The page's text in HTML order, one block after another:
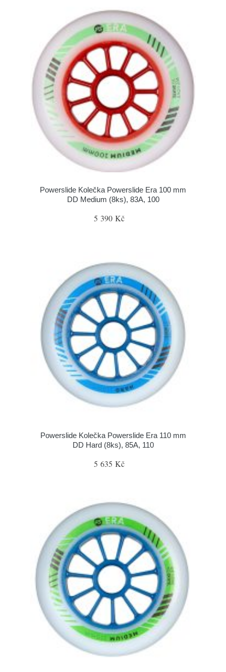
Powerslide Kolečka Powerslide Era 100 mm
DD Medium (8ks), 83A, 100
5 390 Kč
Powerslide Kolečka Powerslide Era 110 mm
DD Hard (8ks), 85A, 110
5 635 Kč